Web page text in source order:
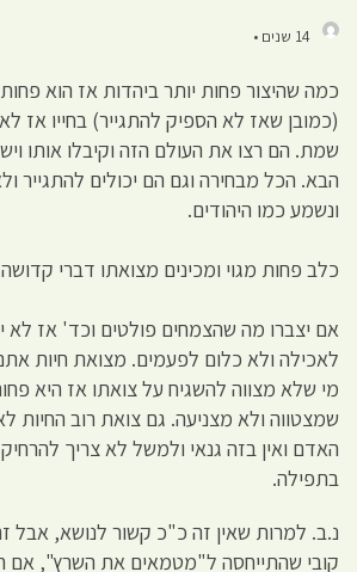
14 שנים •
כמה שהיצור פחות יותר ביהדות אז הוא
(כמובן שאז לא הספיק להתגייר) בחייו אז
שמת. הם רצו את העולם הזה וקיבלו אותו
הבא. הכל מבחירה וגם הם יכולים להתגייר
ונשמע כמו היהודים.
כלב פחות מגוי ומכינים מצואתו דברי
אם יצברו מה שהצמחים פולטים וכד' אז לא
לאכילה ולא כלום לפעמים. מצואת חיות
מי שלא מצווה להשגיח על צואתו אז היא
שמצטווה ולא מצניעה. גם צואת רוב החיות
בתפילה.
נ.ב. למרות שאין זה כ"כ קשור לנושא, אבל
קובי שהתייחסה ל"מטמאים את השרץ", אם